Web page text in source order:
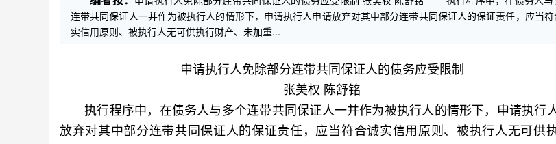
连带共同保证人一并作为被执行人的情形下，申请执行人申请放弃对其中部分连带共同保证人的保证责任，应当
实信用原则、被执行人无可供执行财产、未加重...
申请执行人免除部分连带共同保证人的债务应受限制
张美权 陈舒铭
执行程序中，在债务人与多个连带共同保证人一并作为被执行人的情形下，申请执行
放弃对其中部分连带共同保证人的保证责任，应当符合诚实信用原则、被执行人无可供